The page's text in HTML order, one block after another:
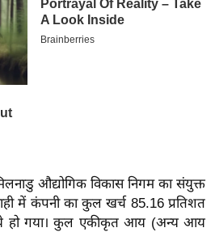
औद्योगिक विकास निगम का संयुक्त
में कंपनी का कुल खर्च 85.16 प्रतिशत
हो गया। कुल एकीकृत आय (अन्य आय